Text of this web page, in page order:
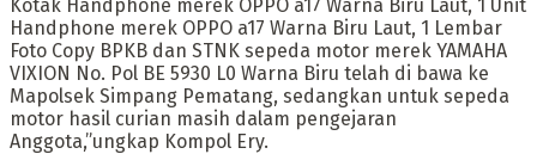
Kotak Handphone merek OPPO a17 Warna Biru Laut, 1 Unit
Handphone merek OPPO a17 Warna Biru Laut, 1 Lembar
Foto Copy BPKB dan STNK sepeda motor merek YAMAHA
VIXION No. Pol BE 5930 L0 Warna Biru telah di bawa ke
Mapolsek Simpang Pematang, sedangkan untuk sepeda
motor hasil curian masih dalam pengejaran
Anggota,”ungkap Kompol Ery.